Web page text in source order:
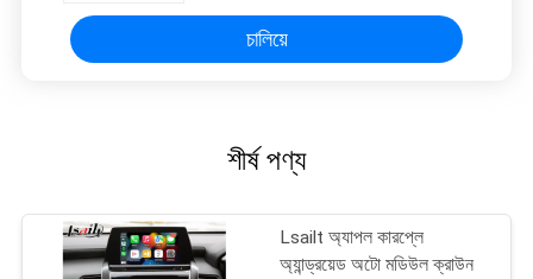
চালিয়ে
শীর্ষ পণ্য
Lsailt অ্যাপল কারপ্লে
অ্যান্ড্রয়েড অটো মডিউল ক্রাউন